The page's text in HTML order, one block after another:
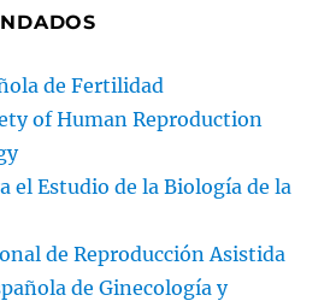
de Fertilidad
of Human Reproduction
el Estudio de la Biología de la
de Reproducción Asistida
de Ginecología y